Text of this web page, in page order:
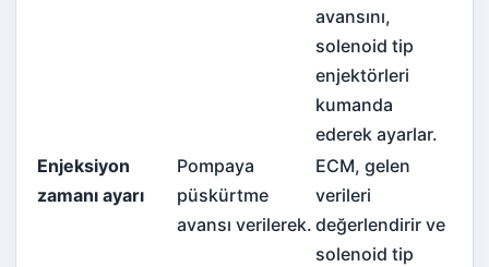
avansını,
solenoid tip
enjektörleri
kumanda
ederek ayarlar.
Enjeksiyon
zamanı ayarı
Pompaya
püskürtme
avansı verilerek.
ECM, gelen
verileri
değerlendirir ve
solenoid tip